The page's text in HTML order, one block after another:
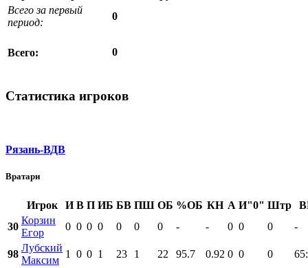
Всего за первый
период:
0
Всего: 0
Статистика игроков
Рязань-ВДВ
Вратари
Игрок И В П ИБ БВ ПШ ОБ %ОБ КН А И"0" Штр
30
Корзин
Егор
0 0 0 0 0 0 0 - - 0 0 0 -
98
Лубский
Максим
1 0 0 1 23 1 22 95.7 0.92 0 0 0